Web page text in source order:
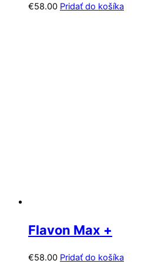
€58.00 Pridať do košíka
Flavon Max +
€58.00 Pridať do košíka